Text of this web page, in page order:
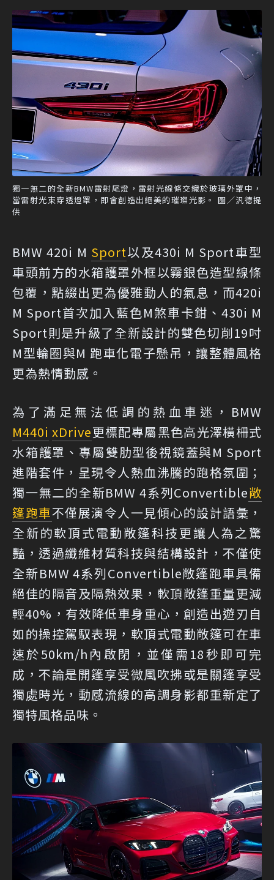
獨一無二的全新BMW雷射尾燈，雷射光線條交織於玻璃外罩中，
當雷射光束穿透燈罩，即會創造出絕美的璀璨光影。 圖／汎德提
供
BMW 420i M Sport以及430i M Sport車型
車頭前方的水箱護罩外框以霧銀色造型線條
包覆，點綴出更為優雅動人的氣息，而420i
M Sport首次加入藍色M煞車卡鉗、430i M
Sport則是升級了全新設計的雙色切削19吋
M型輪圈與M 跑車化電子懸吊，讓整體風格
更為熱情動感。
為了滿足無法低調的熱血車迷，BMW
M440i xDrive更標配專屬黑色高光澤橫柵式
水箱護罩、專屬雙肋型後視鏡蓋與M Sport
進階套件，呈現令人熱血沸騰的跑格氛圍；
獨一無二的全新BMW 4系列Convertible敞
篷跑車不僅展演令人一見傾心的設計語彙，
全新的軟頂式電動敞篷科技更讓人為之驚
豔，透過纖維材質科技與結構設計，不僅使
全新BMW 4系列Convertible敞篷跑車具備
絕佳的隔音及隔熱效果，軟頂敞篷重量更減
輕40%，有效降低車身重心，創造出遊刃自
如的操控駕馭表現，軟頂式電動敞篷可在車
速於50km/h內啟閉，並僅需18秒即可完
成，不論是開篷享受微風吹拂或是關篷享受
獨處時光，動感流線的高調身影都重新定了
獨特風格品味。